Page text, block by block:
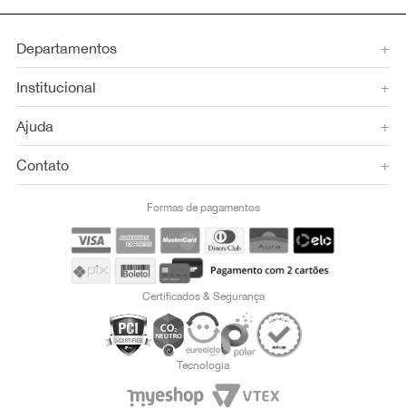
Departamentos +
Institucional +
Ajuda +
Contato +
Formas de pagamentos
Certificados & Segurança
Tecnologia